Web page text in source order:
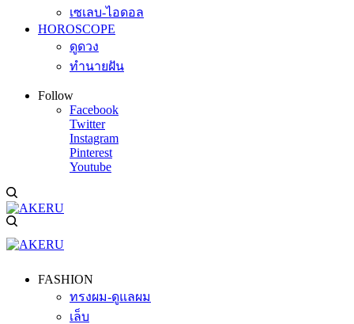
เซเลบ-ไอดอล
HOROSCOPE
ดูดวง
ทำนายฝัน
Follow
Facebook
Twitter
Instagram
Pinterest
Youtube
FASHION
ทรงผม-ดูแลผม
เล็บ